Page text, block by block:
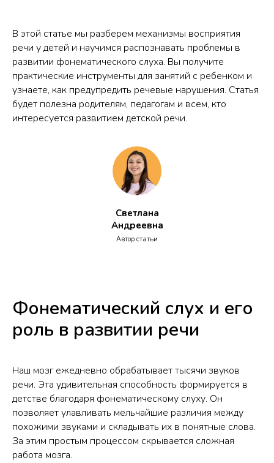
В этой статье мы разберем механизмы восприятия
речи у детей и научимся распознавать проблемы в
развитии фонематического слуха. Вы получите
практические инструменты для занятий с ребенком и
узнаете, как предупредить речевые нарушения. Статья
будет полезна родителям, педагогам и всем, кто
интересуется развитием детской речи.
Светлана
Андреевна
Автор статьи
Фонематический слух и его
роль в развитии речи
Наш мозг ежедневно обрабатывает тысячи звуков
речи. Эта удивительная способность формируется в
детстве благодаря фонематическому слуху. Он
позволяет улавливать мельчайшие различия между
похожими звуками и складывать их в понятные слова.
За этим простым процессом скрывается сложная
работа мозга.